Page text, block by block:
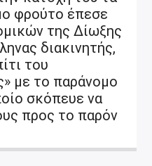
φρούτο έπεσε
της Δίωξης
διακινητής,
του
με το παράνομο
σκόπευε να
προς το παρόν